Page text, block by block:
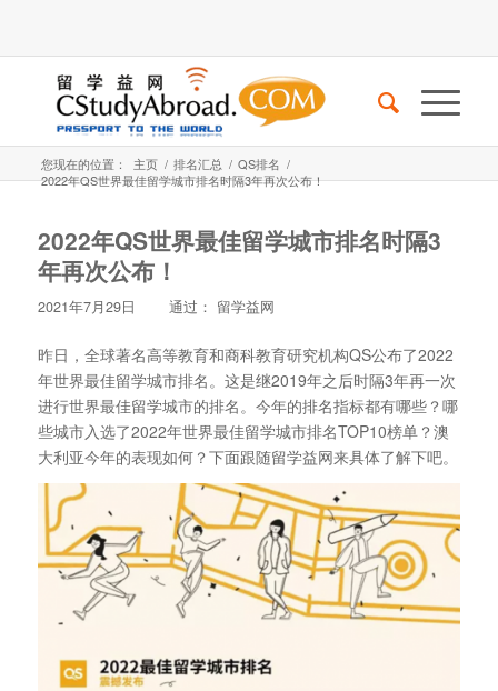
您现在的位置： 主页 / 排名汇总 / QS排名 /
2022年QS世界最佳留学城市排名时隔3年再次公布！
2022年QS世界最佳留学城市排名时隔3
年再次公布！
2021年7月29日 通过： 留学益网
昨日，全球著名高等教育和商科教育研究机构QS公布了2022
年世界最佳留学城市排名。这是继2019年之后时隔3年再一次
进行世界最佳留学城市的排名。今年的排名指标都有哪些？哪
些城市入选了2022年世界最佳留学城市排名TOP10榜单？澳
大利亚今年的表现如何？下面跟随留学益网来具体了解下吧。